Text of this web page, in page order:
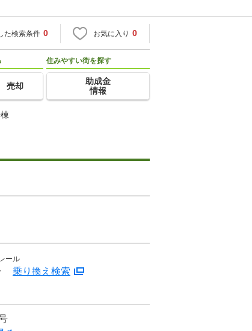
た検索条件 0 お気に入り 0
売却
住みやすい街を探す
助成金
情報
ール
乗り換え検索